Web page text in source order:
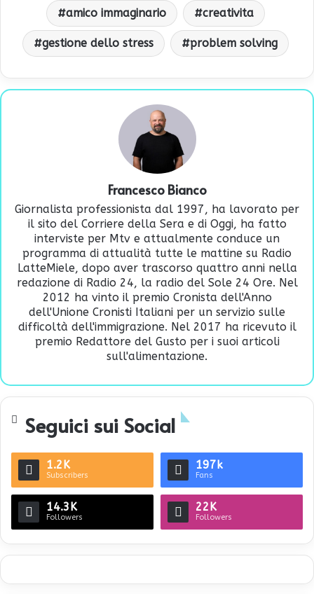
amico immaginario creativita
gestione dello stress problem solving
Francesco Bianco
Giornalista professionista dal 1997, ha lavorato per
il sito del Corriere della Sera e di Oggi, ha fatto
interviste per Mtv e attualmente conduce un
programma di attualità tutte le mattine su Radio
LatteMiele, dopo aver trascorso quattro anni nella
redazione di Radio 24, la radio del Sole 24 Ore. Nel
2012 ha vinto il premio Cronista dell'Anno
dell'Unione Cronisti Italiani per un servizio sulle
difficoltà dell'immigrazione. Nel 2017 ha ricevuto il
premio Redattore del Gusto per i suoi articoli
sull'alimentazione.
Seguici sui Social
1.2K
Subscribers
197k
Fans
14.3K
Followers
22K
Followers